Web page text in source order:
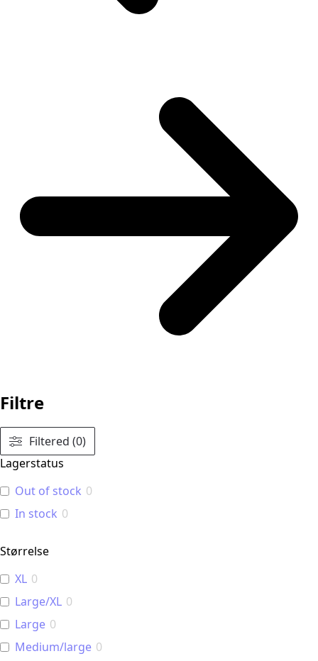
Filtre
Filtered (0)
Lagerstatus
Out of stock 0
In stock 0
Størrelse
XL 0
Large/XL 0
Large 0
Medium/large 0